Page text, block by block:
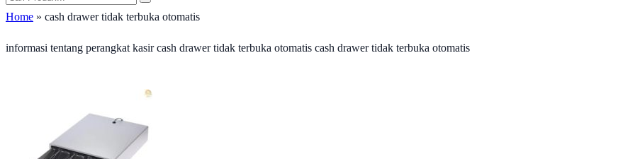
Home » cash drawer tidak terbuka otomatis
informasi tentang perangkat kasir cash drawer tidak terbuka otomatis cash drawer tidak terbuka otomatis